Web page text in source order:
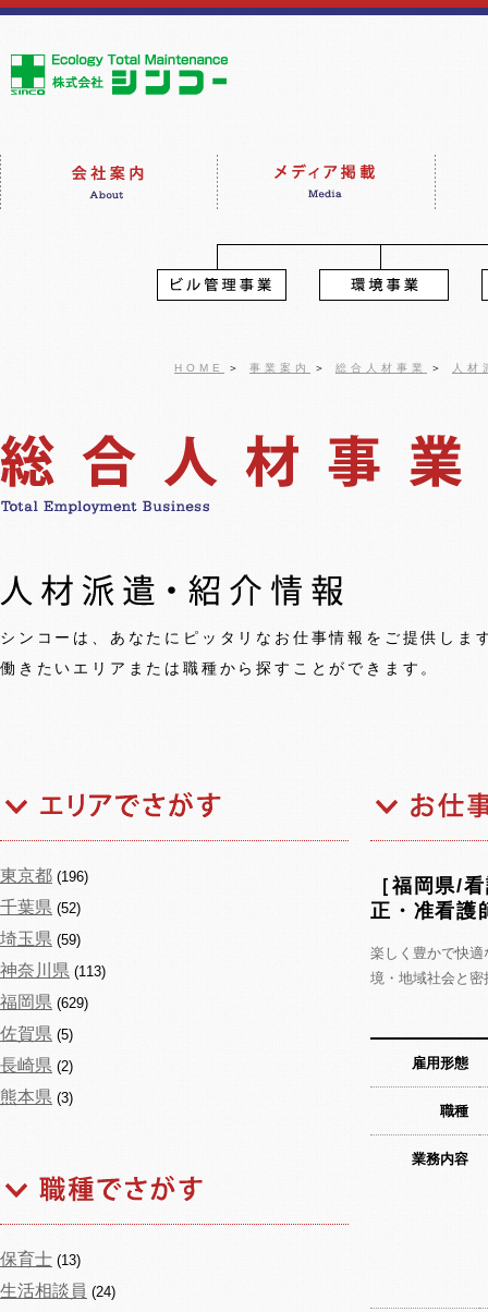
HOME ＞ 事業案内 ＞ 総合人材事業 ＞ 人材
シンコーは、あなたにピッタリなお仕事情報をご提供しま
働きたいエリアまたは職種から探すことができます。
東京都 (196)
千葉県 (52)
埼玉県 (59)
神奈川県 (113)
福岡県 (629)
佐賀県 (5)
長崎県 (2)
熊本県 (3)
保育士 (13)
生活相談員 (24)
［福岡県/
正・准看護
楽しく豊かで快
境・地域社会と
雇用形態
職種
業務内容